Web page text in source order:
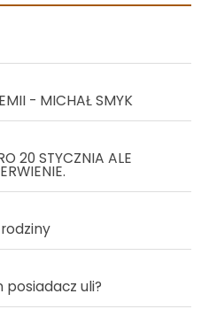
- MICHAŁ SMYK
20 STYCZNIA ALE
posiadacz uli?